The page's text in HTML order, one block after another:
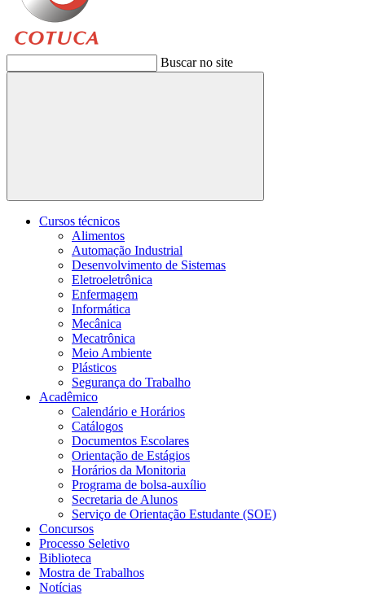
Buscar no site
Buscar
Cursos técnicos
Alimentos
Automação Industrial
Desenvolvimento de Sistemas
Eletroeletrônica
Enfermagem
Informática
Mecânica
Mecatrônica
Meio Ambiente
Plásticos
Segurança do Trabalho
Acadêmico
Calendário e Horários
Catálogos
Documentos Escolares
Orientação de Estágios
Horários da Monitoria
Programa de bolsa-auxílio
Secretaria de Alunos
Serviço de Orientação Estudante (SOE)
Concursos
Processo Seletivo
Biblioteca
Mostra de Trabalhos
Notícias